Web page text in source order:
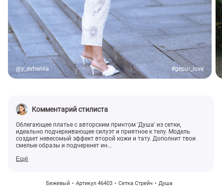
@y_evheniia #gepur_love
Комментарий стилиста
Облегающее платье с авторским принтом 'Душа' из сетки,
идеально подчеркивающее силуэт и приятное к телу. Модель
создает невесомый эффект второй кожи и тату. Дополнит твои
смелые образы и подчеркнет ин...
Ещё
Бежевый Артикул 46403 Сетка Стрейч Душа